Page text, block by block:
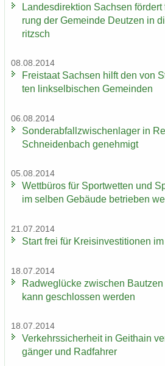
Lan­des­di­rek­ti­on Sach­sen
rung der Ge­mein­de Deut­zen in
ritzsch
08.08.2014
Frei­staat Sach­sen hilft den von
ten linksel­bi­schen Ge­mein­den
06.08.2014
Son­der­ab­fall­zwi­schen­la­ger in
Schnei­den­bach ge­neh­migt
05.08.2014
Wett­bü­ros für Sport­wet­ten und
im sel­ben Ge­bäu­de be­trie­ben
21.07.2014
Start frei für Kreis­in­ves­ti­tio­nen
18.07.2014
Rad­weg­lü­cke zwi­schen
kann ge­schlos­sen wer­den
18.07.2014
Ver­kehrs­si­cher­heit in Geit­hain
gän­ger und Rad­fah­rer